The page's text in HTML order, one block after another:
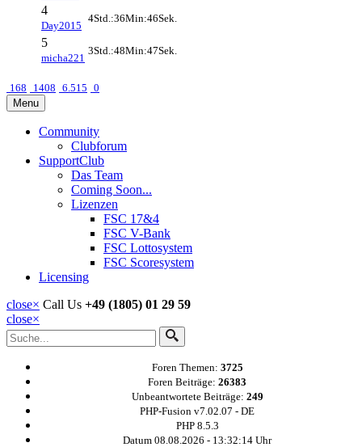
4
Day2015
4Std.:36Min:46Sek.
5
micha221
3Std.:48Min:47Sek.
168 1408 6.515 0
Menu
Community
Clubforum
SupportClub
Das Team
Coming Soon...
Lizenzen
FSC 17&4
FSC V-Bank
FSC Lottosystem
FSC Scoresystem
Licensing
close× Call Us +49 (1805) 01 29 59
close×
Foren Themen: 3725
Foren Beiträge: 26383
Unbeantwortete Beiträge: 249
PHP-Fusion v7.02.07 - DE
PHP 8.5.3
Datum 08.08.2026 - 13:32:14 Uhr